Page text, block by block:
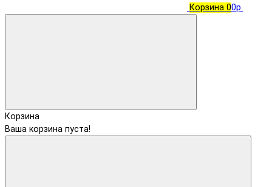
Корзина 00р.
Корзина
Ваша корзина пуста!